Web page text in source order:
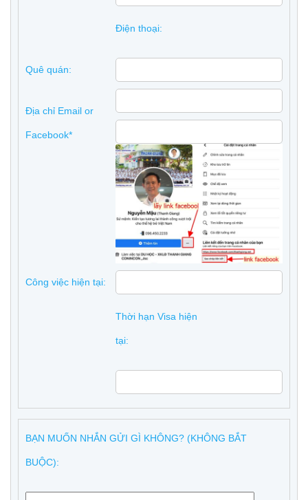
Điện thoại:
Quê quán:
Địa chỉ Email or
Facebook*
Công việc hiện tại:
Thời hạn Visa hiện
tại:
BẠN MUỐN NHẮN GỬI GÌ KHÔNG? (KHÔNG BẮT
BUỘC):